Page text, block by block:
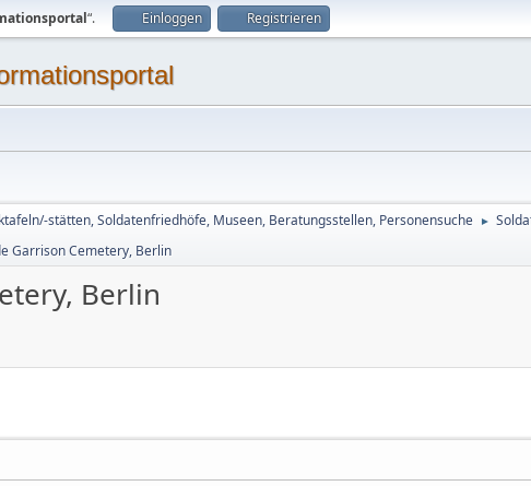
“. Einloggen Registrieren
stätten, Soldatenfriedhöfe, Museen, Beratungsstellen, Personensuche ►
Garrison Cemetery, Berlin
Berlin